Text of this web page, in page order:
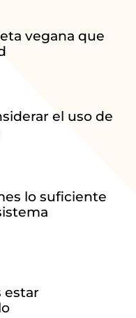
vegana que
el uso de
lo suficiente
estar